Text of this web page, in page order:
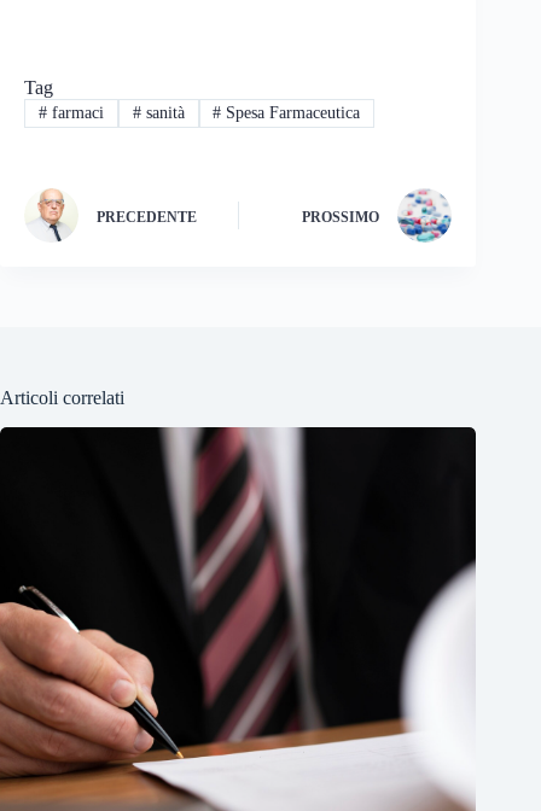
Tag
#farmaci #sanità # Spesa Farmaceutica
PRECEDENTE PROSSIMO
Articoli correlati